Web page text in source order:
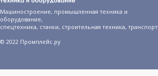
Машиностроение, промышленная техника и
оборудование,
спецтехника, станки, строительная техника, транспорт.
© 2022 Промплейс.ру